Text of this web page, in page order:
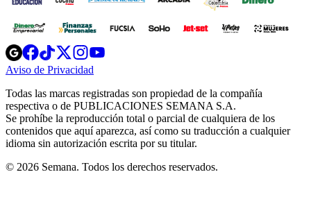
Opens
in
new
Opens
in
new
Opens
in
new
window
Opens
new
windowwindow
Aviso de Privacidad
new
window
Todas las marcas registradas son propiedad de la compañía
respectiva o de PUBLICACIONES SEMANA S.A.
Se prohíbe la reproducción total o parcial de cualquiera de los
contenidos que aquí aparezca, así como su traducción a cualquier
idioma sin autorización escrita por su titular.
© 2026 Semana. Todos los derechos reservados.